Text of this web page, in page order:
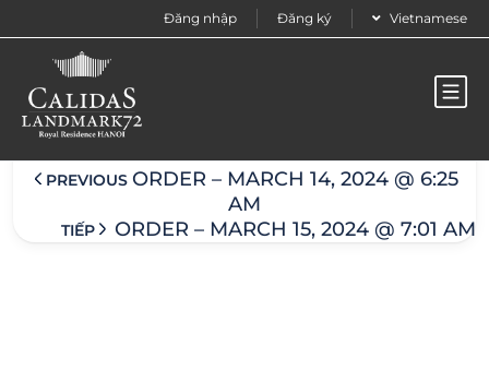
Đăng nhập Đăng ký Vietnamese
Order – March 15, 2024 @ 7:00 am
PREVIOUS ORDER – MARCH 14, 2024 @ 6:25
AM
TIẾP ORDER – MARCH 15, 2024 @ 7:01 AM